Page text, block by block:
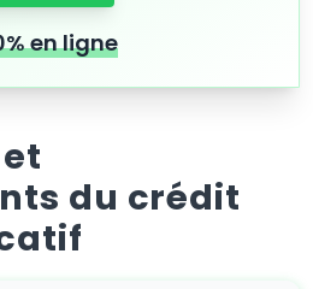
en ligne
du crédit